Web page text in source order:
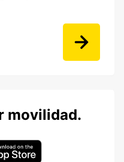
movilidad.